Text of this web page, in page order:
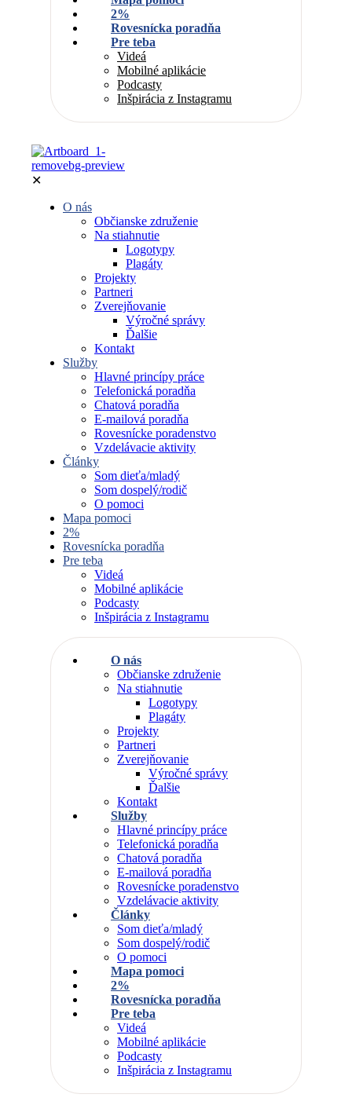
2%
Rovesnícka poradňa
Pre teba
Videá
Mobilné aplikácie
Podcasty
Inšpirácia z Instagramu
✕
O nás
Občianske združenie
Na stiahnutie
Logotypy
Plagáty
Projekty
Partneri
Zverejňovanie
Výročné správy
Ďalšie
Kontakt
Služby
Hlavné princípy práce
Telefonická poradňa
Chatová poradňa
E-mailová poradňa
Rovesnícke poradenstvo
Vzdelávacie aktivity
Články
Som dieťa/mladý
Som dospelý/rodič
O pomoci
Mapa pomoci
2%
Rovesnícka poradňa
Pre teba
Videá
Mobilné aplikácie
Podcasty
Inšpirácia z Instagramu
O nás
Občianske združenie
Na stiahnutie
Logotypy
Plagáty
Projekty
Partneri
Zverejňovanie
Výročné správy
Ďalšie
Kontakt
Služby
Hlavné princípy práce
Telefonická poradňa
Chatová poradňa
E-mailová poradňa
Rovesnícke poradenstvo
Vzdelávacie aktivity
Články
Som dieťa/mladý
Som dospelý/rodič
O pomoci
Mapa pomoci
2%
Rovesnícka poradňa
Pre teba
Videá
Mobilné aplikácie
Podcasty
Inšpirácia z Instagramu